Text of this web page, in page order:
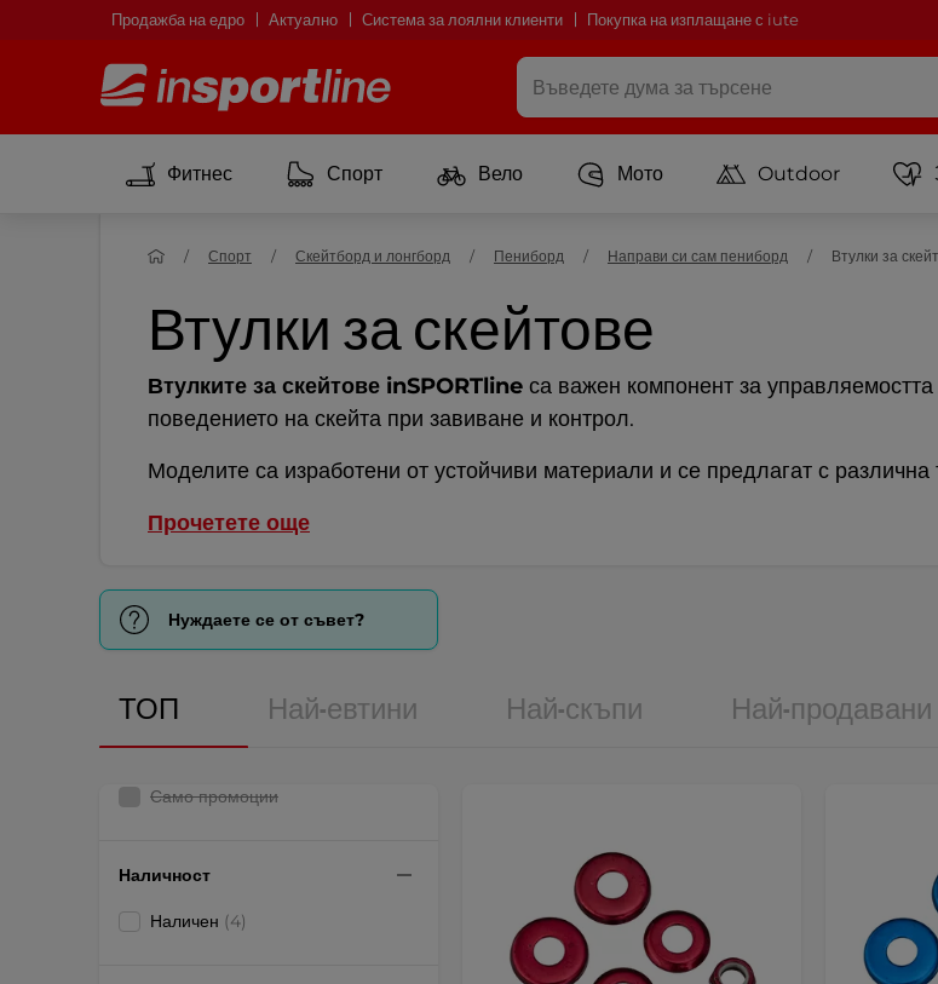
Продажба на едро Актуално Система за лоялни клиенти Покупка на изплащане с iute
Фитнес Спорт Вело Мото Outdoor
Втулки за скейтове
Втулките за скейтове inSPORTline са важен компонент за
поведението на скейта при завиване и контрол.
Моделите са изработени от устойчиви материали и се предлагат с различна
Прочетете още
Спорт Скейтборд и лонгборд Пениборд Направи си сам пениборд Втулки за
Нуждаете се от съвет?
ТОП Най-евтини Най-скъпи Най-продавани
Само промоции
Наличност
Наличен (4)